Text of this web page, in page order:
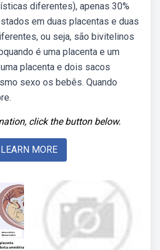
diferentes), apenas 30%
em duas placentas e duas
ou seja, são bivitelinos
é uma placenta e um
placenta e dois sacos
sexo os bebês. Quando
click the button below.
LEARN MORE